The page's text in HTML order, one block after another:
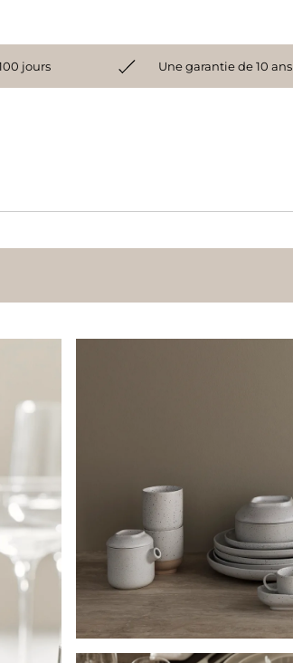
jours Une garantie de 10 ans